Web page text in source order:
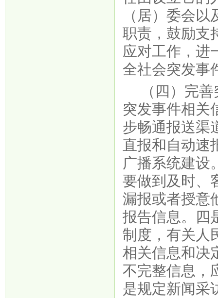
（居）委会
职责，鼓励支
应对工作，进
全社会突发事
（四）完
突发事件相关
步畅通报送渠
直报和自动速
广播系统建设
要做到及时、
漏报或者授意
报告信息。四
制度，有关人
相关信息和决
不完整信息，
是规定新闻采